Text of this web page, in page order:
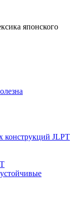
японского
конструкций JLPT